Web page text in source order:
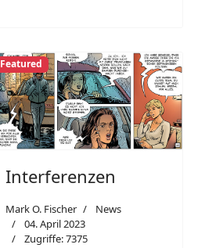
Featured
Interferenzen
Mark O. Fischer
News
04. April 2023
Zugriffe: 7375